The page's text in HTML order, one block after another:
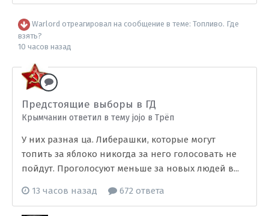
Warlord отреагировал на сообщение в теме: Топливо. Где
взять?
10 часов назад
Предстоящие выборы в ГД
Крымчанин ответил в тему jojo в Трёп
У них разная ца. Либерашки, которые могут
топить за яблоко никогда за него голосовать не
пойдут. Проголосуют меньше за новых людей в...
13 часов назад 672 ответа